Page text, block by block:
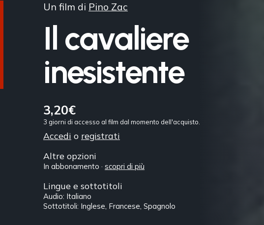
Un film di Pino Zac
Il cavaliere
inesistente
3,20€
3 giorni di accesso al film dal momento dell'acquisto.
Accedi o registrati
Altre opzioni
In abbonamento · scopri di più
Lingue e sottotitoli
Audio: Italiano
Sottotitoli: Inglese, Francese, Spagnolo